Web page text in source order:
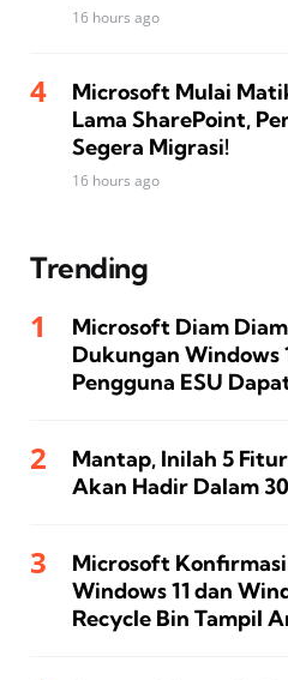
16 hours ago
Microsoft Mulai
Lama SharePoint,
Segera Migrasi!
16 hours ago
Trending
Microsoft Diam
Dukungan Windows
Pengguna ESU
Mantap, Inilah 5
Akan Hadir Dalam
Microsoft
Windows 11 dan
Recycle Bin Tampil